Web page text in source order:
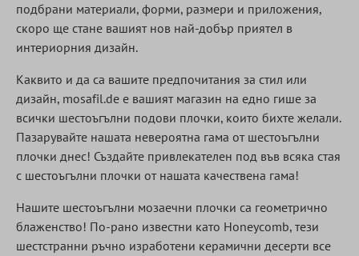
подбрани материали, форми, размери и приложения,
скоро ще стане вашият нов най-добър приятел в
интериорния дизайн.
Каквито и да са вашите предпочитания за стил или
дизайн, mosafil.de е вашият магазин на едно гише за
всички шестоъгълни подови плочки, които бихте желали.
Пазарувайте нашата невероятна гама от шестоъгълни
плочки днес! Създайте привлекателен под във всяка стая
с шестоъгълни плочки от нашата качествена гама!
Нашите шестоъгълни мозаечни плочки са геометрично
блаженство! По-рано известни като Honeycomb, тези
шестстранни ръчно изработени керамични десерти все